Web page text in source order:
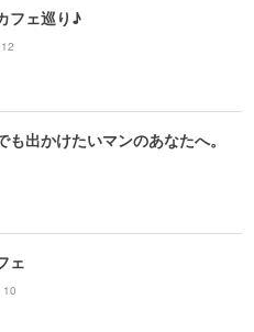
フェ巡り♪
12
出かけたいマンのあなたへ。
ェ
10